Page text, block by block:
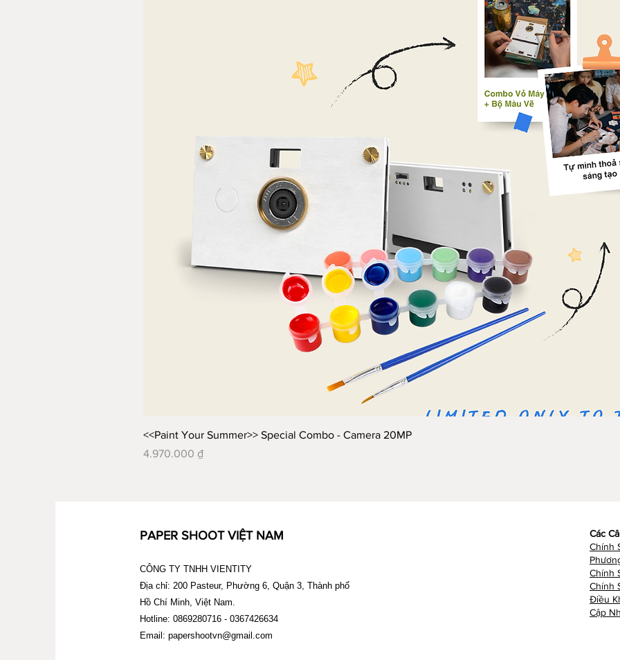
<<Paint Your Summer>> Special Combo - Camera 20MP
Giá
4.970.000 ₫
PAPER SHOOT VIỆT NAM
CÔNG TY TNHH VIENTITY
Địa chỉ: 200 Pasteur, Phường 6, Quận 3, Thành phố
Hồ Chí Minh, Việt Nam.
Hotline: 0869280716 - 0367426634
Email: papershootvn@gmail.com
Các
Chính
​Chính
Chính
Điều
Cập